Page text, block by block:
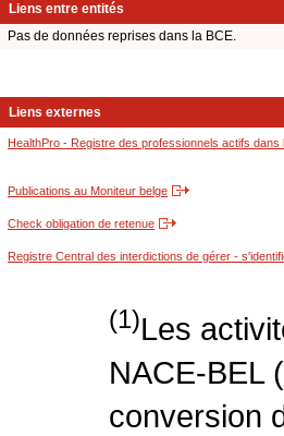
Liens entre entités
Pas de données reprises dans la BCE.
Liens externes
HealthPro - Registre des professionnels actifs dans
Publications au Moniteur belge
Check obligation de retenue
Registre Central des interdictions de gérer -
(1)Les
NACE-BEL
conversion